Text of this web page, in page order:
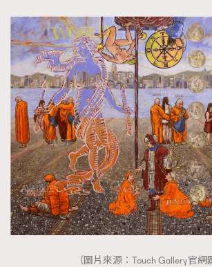
（圖片來源：Touch Gallery官網